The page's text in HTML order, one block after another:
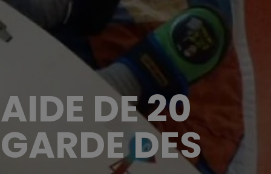
DE 20
DES